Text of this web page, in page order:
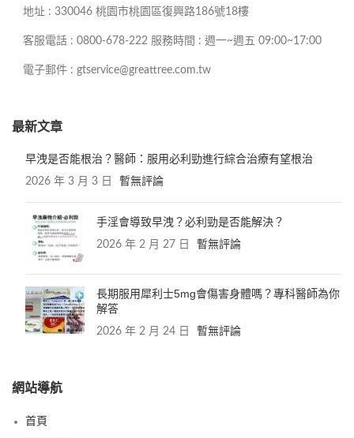
地址 : 330046 桃園市桃園區復興路186號18樓
客服電話 : 0800-678-222 服務時間 : 週一~週五 09:00~17:00
電子郵件 : gtservice@greattree.com.tw
最新文章
早洩是否能根治？醫師：服用必利勁進行綜合治療有望根治
2026 年 3 月 3 日 暫無評論
手淫會導致早洩？必利勁是否能解決？
2026 年 2 月 27 日 暫無評論
長期服用犀利士5mg會傷害身體嗎？專科醫師為你
解答
2026 年 2 月 24 日 暫無評論
網站導航
首頁